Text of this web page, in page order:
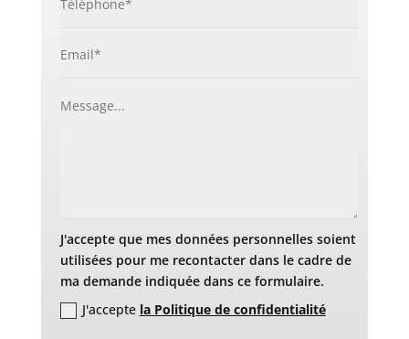
J'accepte que mes données personnelles soient
utilisées pour me recontacter dans le cadre de
ma demande indiquée dans ce formulaire.
J'accepte la Politique de confidentialité